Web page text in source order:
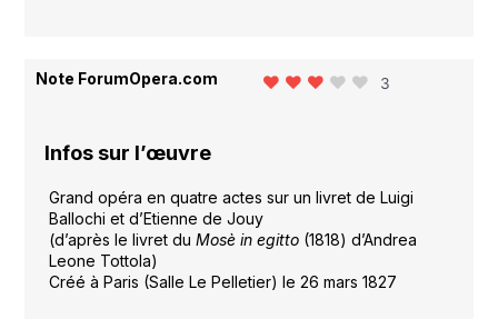
Note ForumOpera.com 3
Infos sur l’œuvre
Grand opéra en quatre actes sur un livret de Luigi
Ballochi et d’Etienne de Jouy
(d’après le livret du Mosè in egitto(1818) d’Andrea
Leone Tottola)
Créé à Paris (Salle Le Pelletier) le 26 mars 1827